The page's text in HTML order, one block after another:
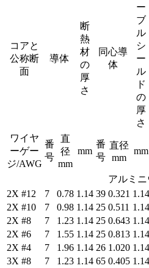
コアと
公称断
面
導体
断
熱
材
の
厚
さ
同心導
体
ー
ブ
ル
シ
ー
ル
ド
の
厚
さ
ワイヤ
ーゲー
ジ/AWG
番
号
直
径
mm
mm
番
号
直径
mm
mm
アルミ
2X #12
7 0.78 1.14 39 0.321 1.14
2X #10
7 0.98 1.14 25 0.511 1.14
2X #8
7 1.23 1.14 25 0.643 1.14
2X #6
7 1.55 1.14 25 0.813 1.14
2X #4
7 1.96 1.14 26 1.020 1.14
3X #8
7 1.23 1.14 65 0.405 1.14